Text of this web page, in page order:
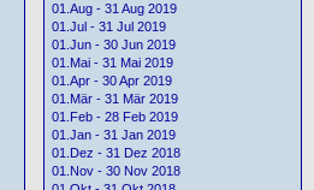
01.Aug - 31 Aug 2019
01.Jul - 31 Jul 2019
01.Jun - 30 Jun 2019
01.Mai - 31 Mai 2019
01.Apr - 30 Apr 2019
01.Mär - 31 Mär 2019
01.Feb - 28 Feb 2019
01.Jan - 31 Jan 2019
01.Dez - 31 Dez 2018
01.Nov - 30 Nov 2018